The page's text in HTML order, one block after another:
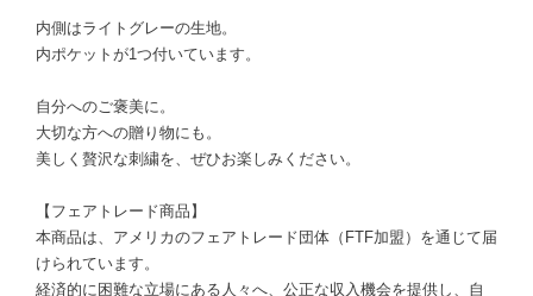
内側はライトグレーの生地。
内ポケットが1つ付いています。
自分へのご褒美に。
大切な方への贈り物にも。
美しく贅沢な刺繍を、ぜひお楽しみください。
【フェアトレード商品】
本商品は、アメリカのフェアトレード団体（FTF加盟）を通じて届
けられています。
経済的に困難な立場にある人々へ、公正な収入機会を提供し、自